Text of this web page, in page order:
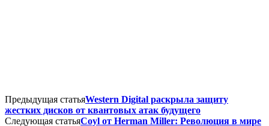
Предыдущая статьяWestern Digital раскрыла защиту
жестких дисков от квантовых атак будущего
Следующая статьяCoyl от Herman Miller: Революция в мире